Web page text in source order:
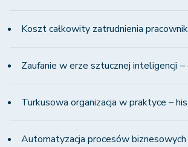
Koszt całkowity zatrudnienia
Zaufanie w erze sztucznej inteligencji –
Turkusowa organizacja w praktyce –
Automatyzacja procesów